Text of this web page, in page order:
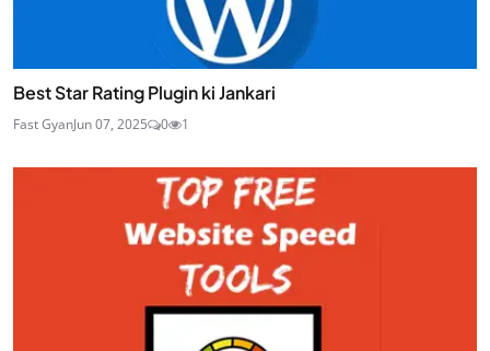
Best Star Rating Plugin ki Jankari
Fast GyanJun 07, 2025 0 1